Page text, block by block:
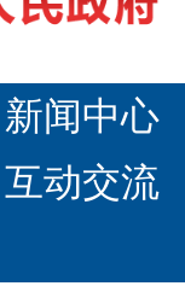
新闻中心
互动交流